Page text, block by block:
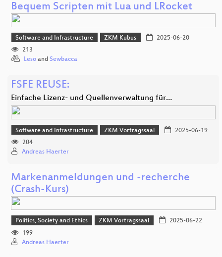
Bequem Scripten mit Lua und LRocket
Software and Infrastructure ZKM Kubus
2025-06-20
213
Leso and Sewbacca
FSFE REUSE:
Einfache Lizenz- und Quellenverwaltung für…
Software and Infrastructure ZKM Vortragssaal
2025-06-19
204
Andreas Haerter
Markenanmeldungen und -recherche
(Crash-Kurs)
Politics, Society and Ethics ZKM Vortragssaal
2025-06-22
199
Andreas Haerter